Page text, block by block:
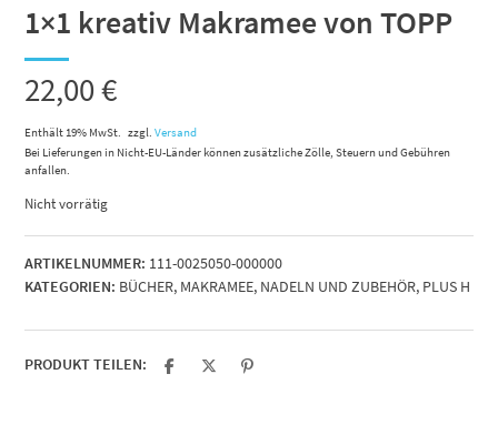
1×1 kreativ Makramee von TOPP
22,00€
Enthält 19% MwSt. zzgl.Versand
Bei Lieferungen in Nicht-EU-Länder können zusätzliche Zölle, Steuern und Gebühren
anfallen.
Nicht vorrätig
ARTIKELNUMMER: 111-0025050-000000
KATEGORIEN: BÜCHER, MAKRAMEE, NADELN UND ZUBEHÖR, PLUS H
PRODUKT TEILEN: